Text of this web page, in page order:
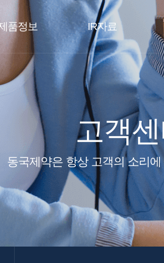
품정보 IR자료
고객
동국제약은 항상 고객의 소리